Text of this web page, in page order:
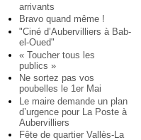
arrivants
Bravo quand même !
"Ciné d’Aubervilliers à Bab-
el-Oued"
« Toucher tous les
publics »
Ne sortez pas vos
poubelles le 1er Mai
Le maire demande un plan
d’urgence pour La Poste à
Aubervilliers
Fête de quartier Vallès-La